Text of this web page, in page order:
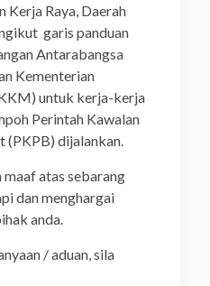
Kerja Raya, Daerah
garis panduan
Antarabangsa
Kementerian
untuk kerja-kerja
Perintah Kawalan
(PKPB) dijalankan.
atas sebarang
dan menghargai
anda.
/ aduan, sila